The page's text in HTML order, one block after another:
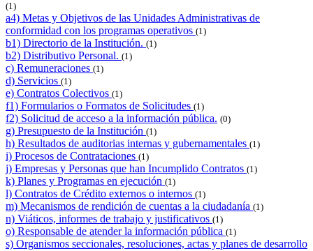
(1)
a4) Metas y Objetivos de las Unidades Administrativas de
conformidad con los programas operativos (1)
b1) Directorio de la Institución. (1)
b2) Distributivo Personal. (1)
c) Remuneraciones (1)
d) Servicios (1)
e) Contratos Colectivos (1)
f1) Formularios o Formatos de Solicitudes (1)
f2) Solicitud de acceso a la información pública. (0)
g) Presupuesto de la Institución (1)
h) Resultados de auditorias internas y gubernamentales (1)
i) Procesos de Contrataciones (1)
j) Empresas y Personas que han Incumplido Contratos (1)
k) Planes y Programas en ejecución (1)
l) Contratos de Crédito externos o internos (1)
m) Mecanismos de rendición de cuentas a la ciudadanía (1)
n) Viáticos, informes de trabajo y justificativos (1)
o) Responsable de atender la información pública (1)
s) Organismos seccionales, resoluciones, actas y planes de desarrollo